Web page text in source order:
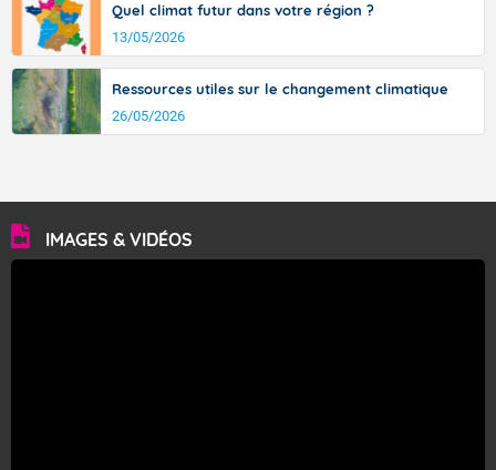
Quel climat futur dans votre région ?
13/05/2026
Ressources utiles sur le changement climatique
26/05/2026
IMAGES & VIDÉOS